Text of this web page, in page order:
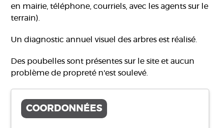
en mairie, téléphone, courriels, avec les agents sur le
terrain).
Un diagnostic annuel visuel des arbres est réalisé.
Des poubelles sont présentes sur le site et aucun
problème de propreté n'est soulevé.
COORDONNÉES